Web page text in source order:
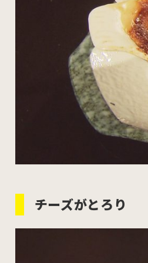
チーズがとろり